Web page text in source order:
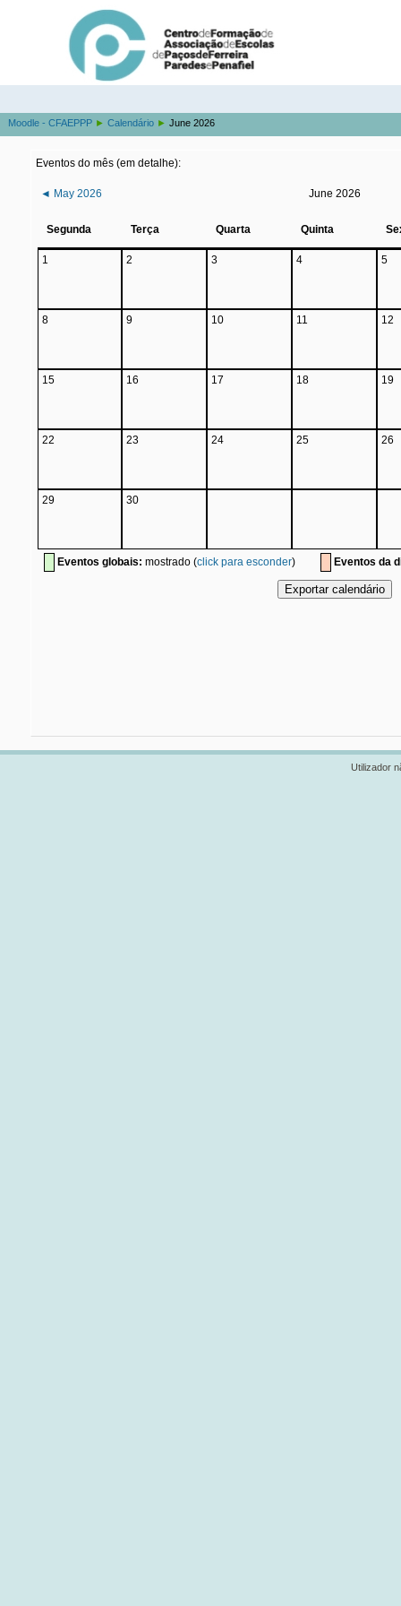
Moodle - CFAEPPP ► Calendário ► June 2026
Eventos do mês (em detalhe):
◄ May 2026 June 2026
Segunda Terça Quarta Quinta
1 2 3 4 5
8 9 10 11 12
15 16 17 18 19
22 23 24 25 26
29 30
Eventos globais: mostrado (click para esconder) Eventos da
Utilizador